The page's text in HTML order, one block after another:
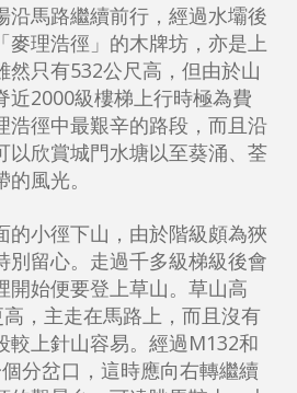
沿馬路繼續前行，經過水壩後
麥理浩徑」的木牌坊，亦是上
然只有532公尺高，但由於山
近2000級樓梯上行時極為費
浩徑中最艱辛的路段，而且沿
以欣賞城門水塘以至葵涌、荃
風光。
的小徑下山，由於階級頗為狹
別留心。走過千多級梯級後會
開始便要登上草山。草山高
，主走在馬路上，而且沒有
較上針山容易。經過M132和
分岔口，這時應向右轉繼續